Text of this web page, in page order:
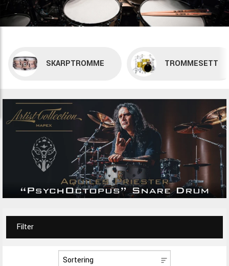
SKARPTROMME TROMMESETT
Filter